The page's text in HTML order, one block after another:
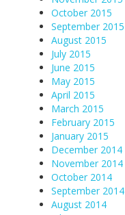
October 2015
September 2015
August 2015
July 2015
June 2015
May 2015
April 2015
March 2015
February 2015
January 2015
December 2014
November 2014
October 2014
September 2014
August 2014